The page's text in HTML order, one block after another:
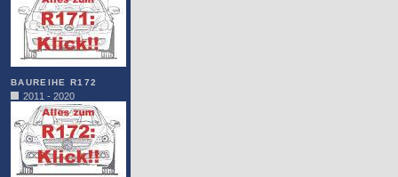
BAUREIHE R172
2011 - 2020